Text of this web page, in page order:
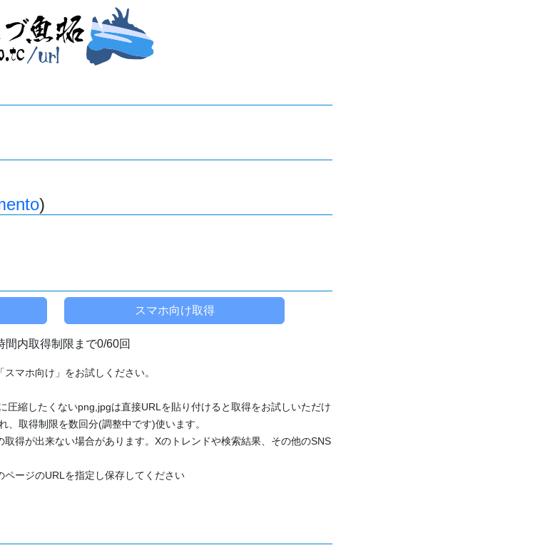
)
間内取得制限まで0/60回
マホ向け」をお試しください。
縮したくないpng,jpgは直接URLを貼り付けると取得をお試しいただけ
、取得制限を数回分(調整中です)使います。
得が出来ない場合があります。Xのトレンドや検索結果、その他のSNS
ージのURLを指定し保存してください